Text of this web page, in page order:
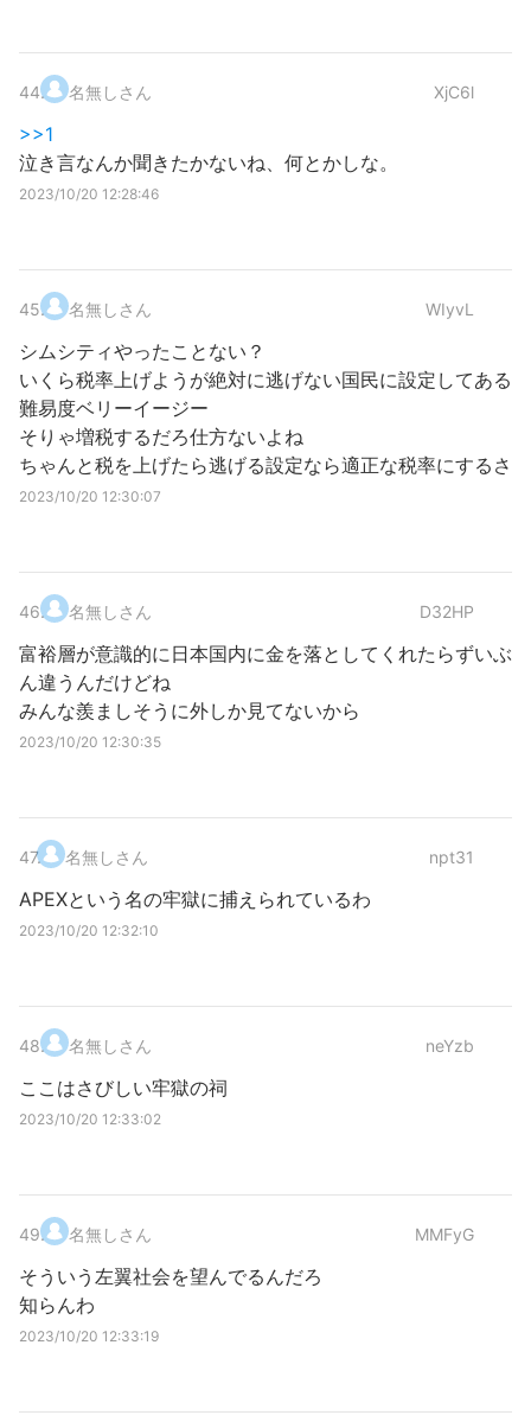
44. 名無しさん XjC6l
>>1
泣き言なんか聞きたかないね、何とかしな。
2023/10/20 12:28:46
45. 名無しさん WIyvL
シムシティやったことない？
いくら税率上げようが絶対に逃げない国民に設定してある
難易度ベリーイージー
そりゃ増税するだろ仕方ないよね
ちゃんと税を上げたら逃げる設定なら適正な税率にするさ
2023/10/20 12:30:07
46. 名無しさん D32HP
富裕層が意識的に日本国内に金を落としてくれたらずいぶ
ん違うんだけどね
みんな羨ましそうに外しか見てないから
2023/10/20 12:30:35
47. 名無しさん npt31
APEXという名の牢獄に捕えられているわ
2023/10/20 12:32:10
48. 名無しさん neYzb
ここはさびしい牢獄の祠
2023/10/20 12:33:02
49. 名無しさん MMFyG
そういう左翼社会を望んでるんだろ
知らんわ
2023/10/20 12:33:19